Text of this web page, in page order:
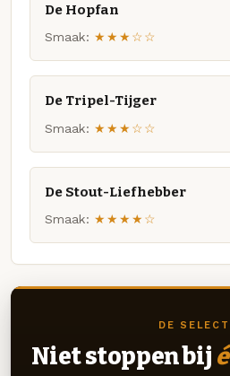
De Hopfan
Smaak: ★★★☆☆
De Tripel-Tijger
Smaak: ★★★☆☆
De Stout-Liefhebber
Smaak: ★★★★☆
DE
Niet stoppen bij